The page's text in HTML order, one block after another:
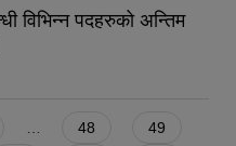
विभिन्न पदहरुको अन्तिम
48
49